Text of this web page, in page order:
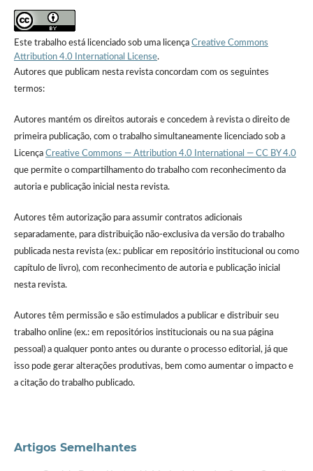
Este trabalho está licenciado sob uma licença Creative Commons
Attribution 4.0 International License.
Autores que publicam nesta revista concordam com os seguintes
termos:
Autores mantém os direitos autorais e concedem à revista o direito de
primeira publicação, com o trabalho simultaneamente licenciado sob a
Licença Creative Commons — Attribution 4.0 International — CC BY 4.0
que permite o compartilhamento do trabalho com reconhecimento da
autoria e publicação inicial nesta revista.
Autores têm autorização para assumir contratos adicionais
separadamente, para distribuição não-exclusiva da versão do trabalho
publicada nesta revista (ex.: publicar em repositório institucional ou como
capítulo de livro), com reconhecimento de autoria e publicação inicial
nesta revista.
Autores têm permissão e são estimulados a publicar e distribuir seu
trabalho online (ex.: em repositórios institucionais ou na sua página
pessoal) a qualquer ponto antes ou durante o processo editorial, já que
isso pode gerar alterações produtivas, bem como aumentar o impacto e
a citação do trabalho publicado.
Artigos Semelhantes